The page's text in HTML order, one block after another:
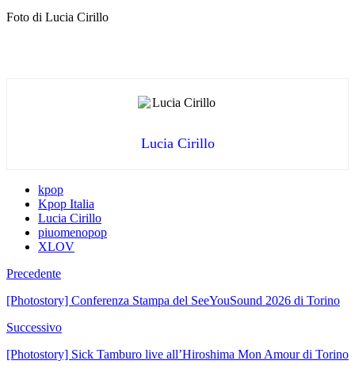
Foto di Lucia Cirillo
Lucia Cirillo
kpop
Kpop Italia
Lucia Cirillo
piuomenopop
XLOV
Precedente
[Photostory] Conferenza Stampa del SeeYouSound 2026 di Torino
Successivo
[Photostory] Sick Tamburo live all’Hiroshima Mon Amour di Torino